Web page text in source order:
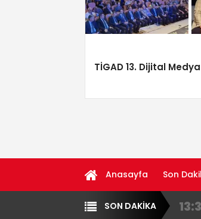
TİGAD 13. Dijital
Anasayfa Son
Yazarlar Diğer
SON DAKİKA